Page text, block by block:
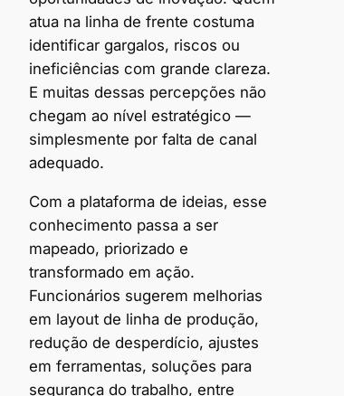
atua na linha de frente costuma
identificar gargalos, riscos ou
ineficiências com grande clareza.
E muitas dessas percepções não
chegam ao nível estratégico —
simplesmente por falta de canal
adequado.
Com a plataforma de ideias, esse
conhecimento passa a ser
mapeado, priorizado e
transformado em ação.
Funcionários sugerem melhorias
em layout de linha de produção,
redução de desperdício, ajustes
em ferramentas, soluções para
segurança do trabalho, entre